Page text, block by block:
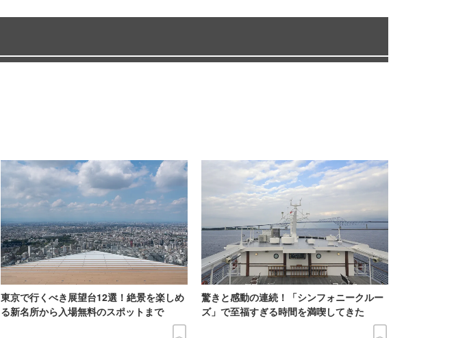
東京で行くべき展望台12選！絶景を楽しめ
る新名所から入場無料のスポットまで
驚きと感動の連続！「シンフォニークルー
ズ」で至福すぎる時間を満喫してきた